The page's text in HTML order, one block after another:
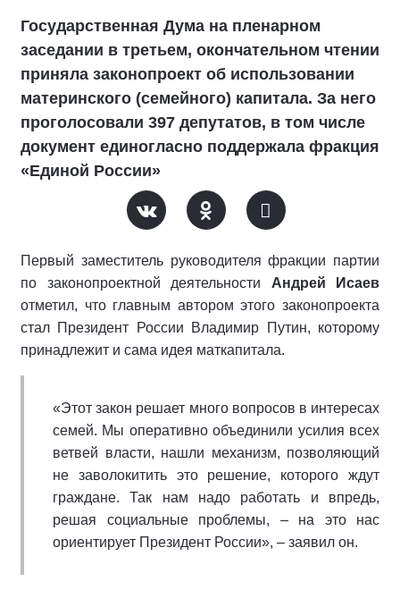
Государственная Дума на пленарном
заседании в третьем, окончательном чтении
приняла законопроект об использовании
материнского (семейного) капитала. За него
проголосовали 397 депутатов, в том числе
документ единогласно поддержала фракция
«Единой России»
Первый заместитель руководителя фракции партии
по законопроектной деятельности Андрей Исаев
отметил, что главным автором этого законопроекта
стал Президент России Владимир Путин, которому
принадлежит и сама идея маткапитала.
«Этот закон решает много вопросов в интересах
семей. Мы оперативно объединили усилия всех
ветвей власти, нашли механизм, позволяющий
не заволокитить это решение, которого ждут
граждане. Так нам надо работать и впредь,
решая социальные проблемы, – на это нас
ориентирует Президент России», – заявил он.